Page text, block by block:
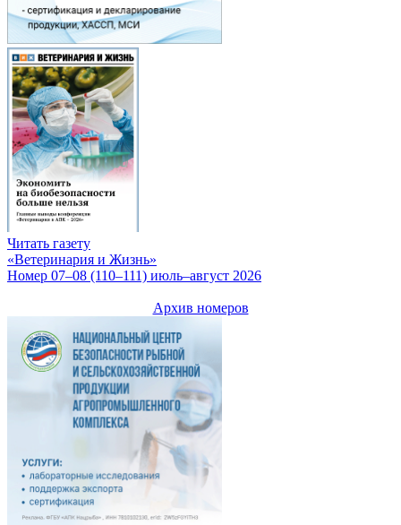
Читать газету
«Ветеринария и Жизнь»
Номер 07–08 (110–111) июль–август 2026
Архив номеров